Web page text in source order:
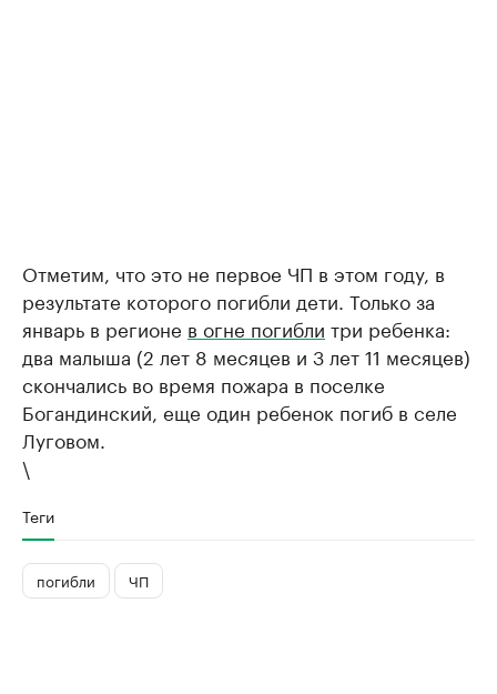
Отметим, что это не первое ЧП в этом году, в
результате которого погибли дети. Только за
январь в регионе в огне погибли три ребенка:
два малыша (2 лет 8 месяцев и 3 лет 11 месяцев)
скончались во время пожара в поселке
Богандинский, еще один ребенок погиб в селе
Луговом.
\
Теги
погибли ЧП